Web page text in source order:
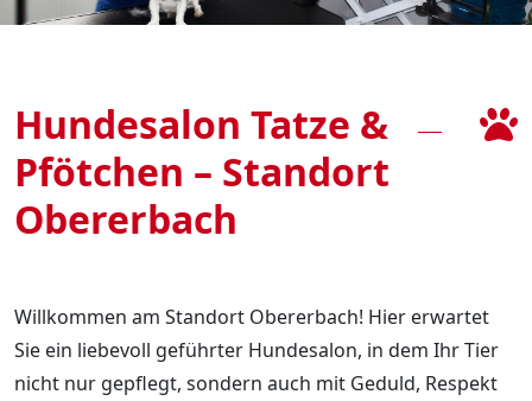
Hundesalon Tatze &
Pfötchen – Standort
Obererbach
Willkommen am Standort Obererbach! Hier erwartet
Sie ein liebevoll geführter Hundesalon, in dem Ihr Tier
nicht nur gepflegt, sondern auch mit Geduld, Respekt